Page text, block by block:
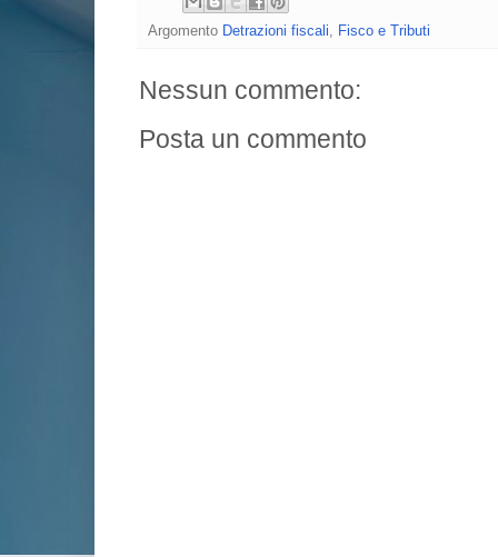
Argomento Detrazioni fiscali Fisco e Tributi
Nessun commento:
Posta un commento